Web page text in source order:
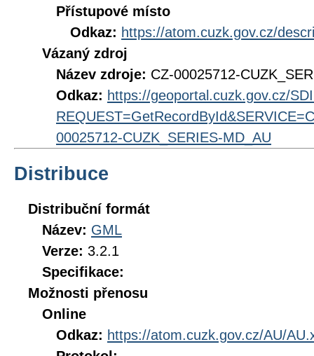
Přístupové místo
Odkaz: https://atom.cuzk.gov.cz/
Vázaný zdroj
Název zdroje: CZ-00025712-
Odkaz: https://geoportal.cuzk.gov.cz/
00025712-CUZK_SERIES-MD_AU
Distribuce
Distribuční formát
Název: GML
Verze: 3.2.1
Specifikace:
Možnosti přenosu
Online
Odkaz: https://atom.cuzk.gov.cz/AU/